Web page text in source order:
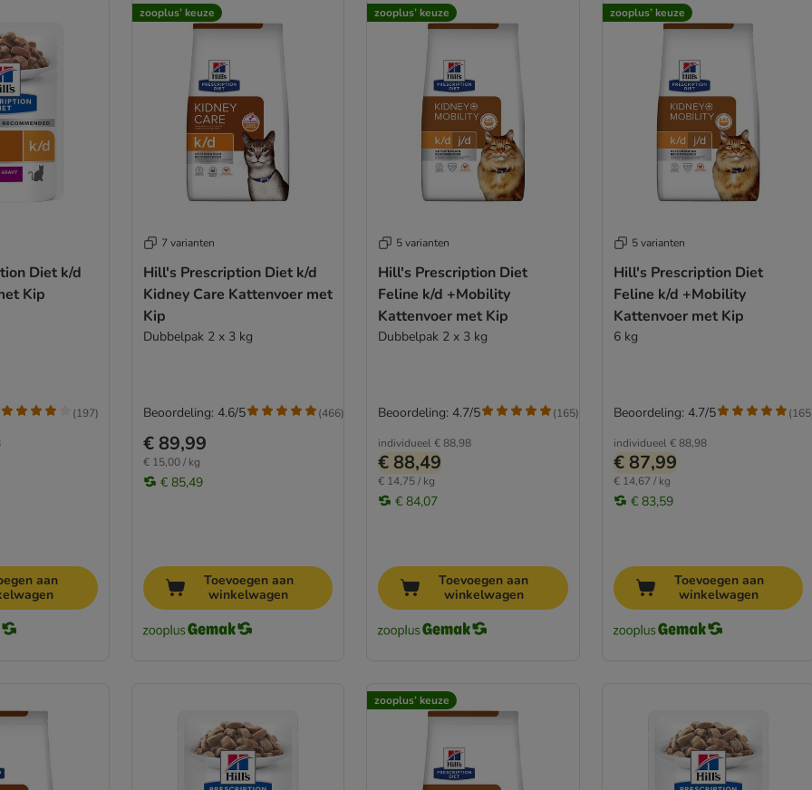
Diet k/d
Kip
(197)
aan
zooplus’ keuze
7 varianten
Hill's Prescription Diet k/d
Kidney Care Kattenvoer met
Kip
Dubbelpak 2 x 3 kg
€ 89,99
€ 15,00 / kg
€ 85,49
Beoordeling: 4.6/5 (466)
Toevoegen aan
winkelwagen
zooplus’ keuze
5 varianten
Hill's Prescription Diet
Feline k/d +Mobility
Kattenvoer met Kip
Dubbelpak 2 x 3 kg
individueel€ 88,98
€ 88,49
€ 14,75 / kg
€ 84,07
Beoordeling: 4.7/5 (165)
Toevoegen aan
winkelwagen
zooplus’ keuze
5 varianten
Hill's Prescription Diet
Feline k/d +Mobility
Kattenvoer met Kip
6 kg
individueel € 88,98
€ 87,99
€ 14,67 / kg
€ 83,59
Beoordeling: 4.7/5 (165
Toevoegen aan
winkelwagen
zooplus’ keuze